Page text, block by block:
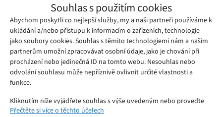
Souhlas s použitím cookies
Abychom poskytli co nejlepší služby, my a naši partneři používáme k
ukládání a/nebo přístupu k informacím o zařízeních, technologie
jako soubory cookies. Souhlas s těmito technologiemi nám a našim
partnerům umožní zpracovávat osobní údaje, jako je chování při
procházení nebo jedinečná ID na tomto webu. Nesouhlas nebo
odvolání souhlasu může nepříznivě ovlivnit určité vlastnosti a
funkce.
Kliknutím níže vyjádřete souhlas s výše uvedeným nebo proveďte
podrobnější rozhodnutí. Vaše volby budou použity pouze na tomto
Přečtěte si více o těchto účelech